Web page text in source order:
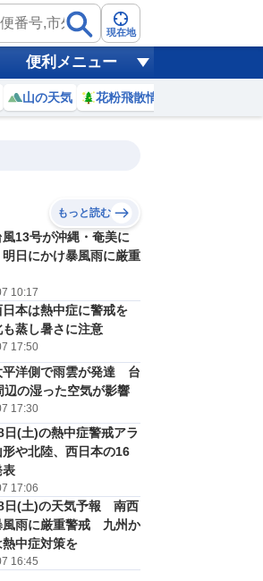
現在地
便利メニュー
山の天気 花粉飛散情報
21
(金)
D
32 ℃
27
20%
予報の
信頼度
B
C
D
？
もっと読む
13号が沖縄・奄美に
日にかけ暴風雨に厳重
10:17
日本は熱中症に警戒を
も蒸し暑さに注意
17:50
平洋側で雨雲が発達 台
辺の湿った空気が影響
17:30
日(土)の熱中症警戒アラ
や北陸、西日本の16
表
17:06
日(土)の天気予報 南西
風雨に厳重警戒 九州か
熱中症対策を
16:45